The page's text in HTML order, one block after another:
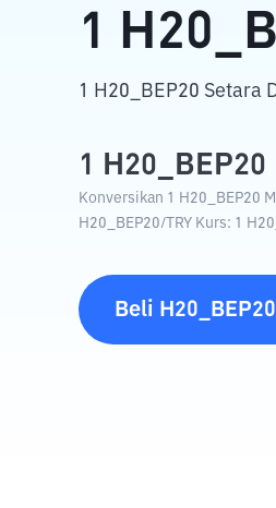
1
1 H20_BEP20 Setara
1 H20_BEP20
Konversikan 1 H20_BEP20
H20_BEP20/ TRY Kurs: 1
Beli H20_BEP20